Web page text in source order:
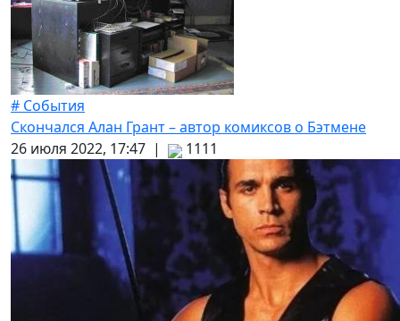
# События
Скончался Алан Грант – автор комиксов о Бэтмене
26 июля 2022, 17:47 |
1111